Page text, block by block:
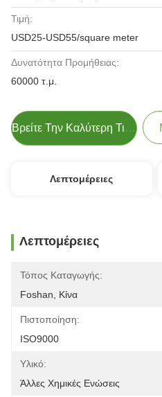
Τιμή:
USD25-USD55/square meter
Δυνατότητα Προμήθειας:
60000 τ.μ.
Βρείτε Την Καλύτερη Τιμή
Λεπτομέρειες
Λεπτομέρειες
Τόπος Καταγωγής:
Foshan, Κίνα
Πιστοποίηση:
ISO9000
Υλικό:
Άλλες Χημικές Ενώσεις